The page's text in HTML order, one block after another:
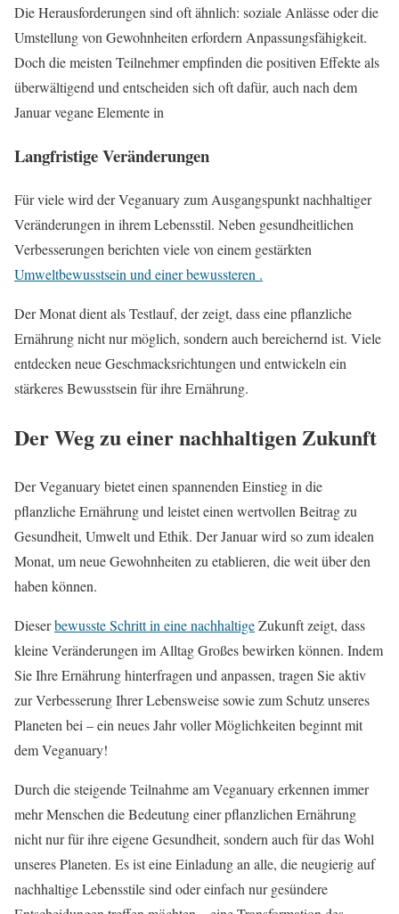
Die Herausforderungen sind oft ähnlich: soziale Anlässe oder die
Umstellung von Gewohnheiten erfordern Anpassungsfähigkeit.
Doch die meisten Teilnehmer empfinden die positiven Effekte als
überwältigend und entscheiden sich oft dafür, auch nach dem
Januar vegane Elemente in
Langfristige Veränderungen
Für viele wird der Veganuary zum Ausgangspunkt nachhaltiger
Veränderungen in ihrem Lebensstil. Neben gesundheitlichen
Verbesserungen berichten viele von einem gestärkten
Umweltbewusstsein und einer bewussteren .
Der Monat dient als Testlauf, der zeigt, dass eine pflanzliche
Ernährung nicht nur möglich, sondern auch bereichernd ist. Viele
entdecken neue Geschmacksrichtungen und entwickeln ein
stärkeres Bewusstsein für ihre Ernährung.
Der Weg zu einer nachhaltigen Zukunft
Der Veganuary bietet einen spannenden Einstieg in die
pflanzliche Ernährung und leistet einen wertvollen Beitrag zu
Gesundheit, Umwelt und Ethik. Der Januar wird so zum idealen
Monat, um neue Gewohnheiten zu etablieren, die weit über den
haben können.
Dieserbewusste Schritt in eine nachhaltigeZukunft zeigt, dass
kleine Veränderungen im Alltag Großes bewirken können. Indem
Sie Ihre Ernährung hinterfragen und anpassen, tragen Sie aktiv
zur Verbesserung Ihrer Lebensweise sowie zum Schutz unseres
Planeten bei – ein neues Jahr voller Möglichkeiten beginnt mit
dem Veganuary!
Durch die steigende Teilnahme am Veganuary erkennen immer
mehr Menschen die Bedeutung einer pflanzlichen Ernährung
nicht nur für ihre eigene Gesundheit, sondern auch für das Wohl
unseres Planeten. Es ist eine Einladung an alle, die neugierig auf
nachhaltige Lebensstile sind oder einfach nur gesündere